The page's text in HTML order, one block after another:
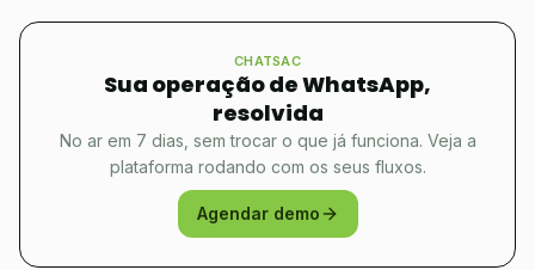
CHATSAC
Sua operação de WhatsApp,
resolvida
No ar em 7 dias, sem trocar o que já funciona. Veja a
plataforma rodando com os seus fluxos.
Agendar demo